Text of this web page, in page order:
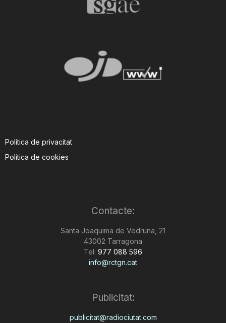
Política de privacitat
Política de cookies
Contacte:
Santa Joaquima de Vedruna, 21
43002 Tarragona
Tel: 977 088 596
info@rctgn.cat
Publicitat:
publicitat@radiociutat.com